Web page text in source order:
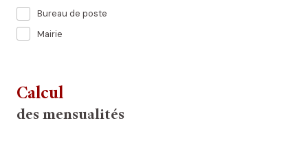
Bureau de poste
Mairie
Calcul
des mensualités